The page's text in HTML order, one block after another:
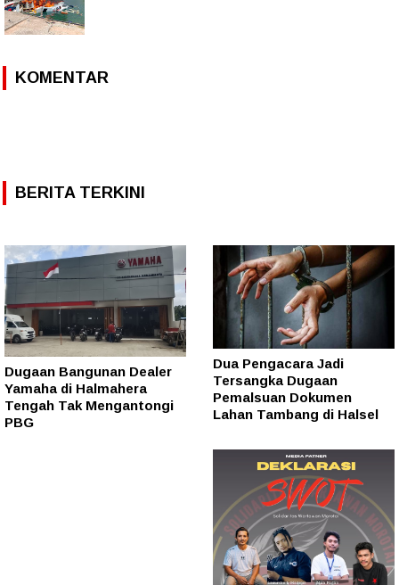
KOMENTAR
BERITA TERKINI
Dugaan Bangunan Dealer
Yamaha di Halmahera
Tengah Tak Mengantongi
PBG
Dua Pengacara Jadi
Tersangka Dugaan
Pemalsuan Dokumen
Lahan Tambang di Halsel